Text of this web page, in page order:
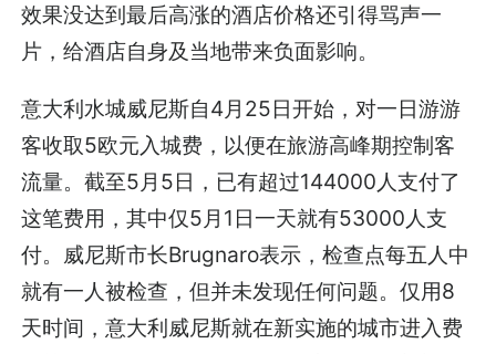
效果没达到最后高涨的酒店价格还引得骂声一
片，给酒店自身及当地带来负面影响。
意大利水城威尼斯自4月25日开始，对一日游游
客收取5欧元入城费，以便在旅游高峰期控制客
流量。截至5月5日，已有超过144000人支付了
这笔费用，其中仅5月1日一天就有53000人支
付。威尼斯市长Brugnaro表示，检查点每五人中
就有一人被检查，但并未发现任何问题。仅用8
天时间，意大利威尼斯就在新实施的城市进入费